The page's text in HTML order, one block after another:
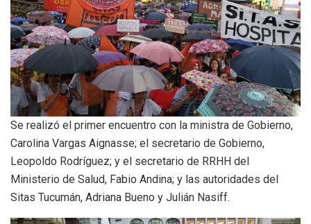
Se realizó el primer encuentro con la ministra de Gobierno,
Carolina Vargas Aignasse; el secretario de Gobierno,
Leopoldo Rodríguez; y el secretario de RRHH del
Ministerio de Salud, Fabio Andina; y las autoridades del
Sitas Tucumán, Adriana Bueno y Julián Nasiff.